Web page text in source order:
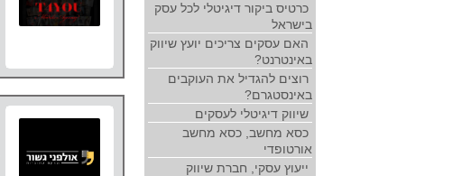
כרטיס ביקור דיגיטלי לכל עסק
בישראל
האם עסקים צריכים יועץ שיווק
באינטרנט?
רוצים להגדיל את העוקבים
באינסטגרם?
שיווק דיגיטלי לעסקים
כסא מחשב, כסא מחשב
אורטופדי
ייעוץ עסקי, חברת שיווק